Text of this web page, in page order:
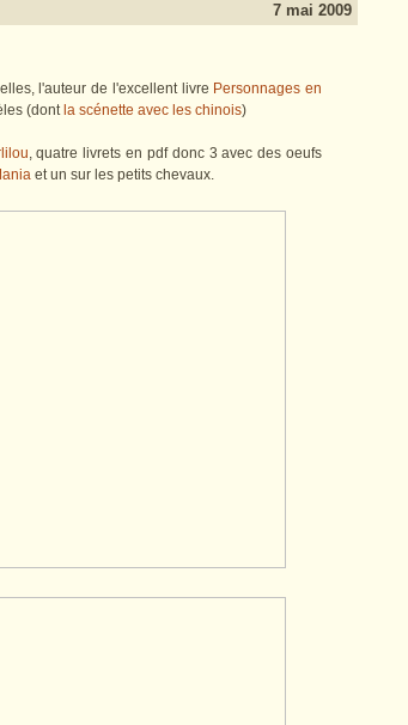
7 mai 2009
l'auteur de l'excellent livre Personnages en
(dont la scénette avec les chinois)
, quatre livrets en pdf donc 3 avec des oeufs
et un sur les petits chevaux.